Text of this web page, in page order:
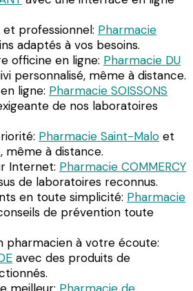
et professionnel: Pharmacie
adaptés à vos besoins.
officine en ligne: Pharmacie DU
personnalisé, même à distance.
ligne: Pharmacie SOISSONS
de nos laboratoires
Pharmacie Saint-Malo et
même à distance.
Internet: Pharmacie COMMERCY
de laboratoires reconnus.
en toute simplicité: Pharmacie
de prévention toute
pharmacien à votre écoute:
avec des produits de